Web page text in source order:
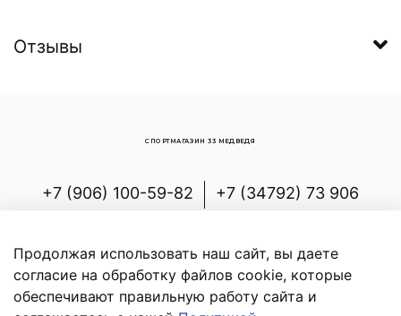
Отзывы
+7 (906) 100-59-82
+7 (34792) 73 906
Белорецкий р-н, с.Новоабзаково, ул.
Энергетиков, д.7
СПОРТМАГАЗИН 33 МЕДВЕДЯ
Продолжая использовать наш сайт, вы даете
согласие на обработку файлов cookie, которые
обеспечивают правильную работу сайта и